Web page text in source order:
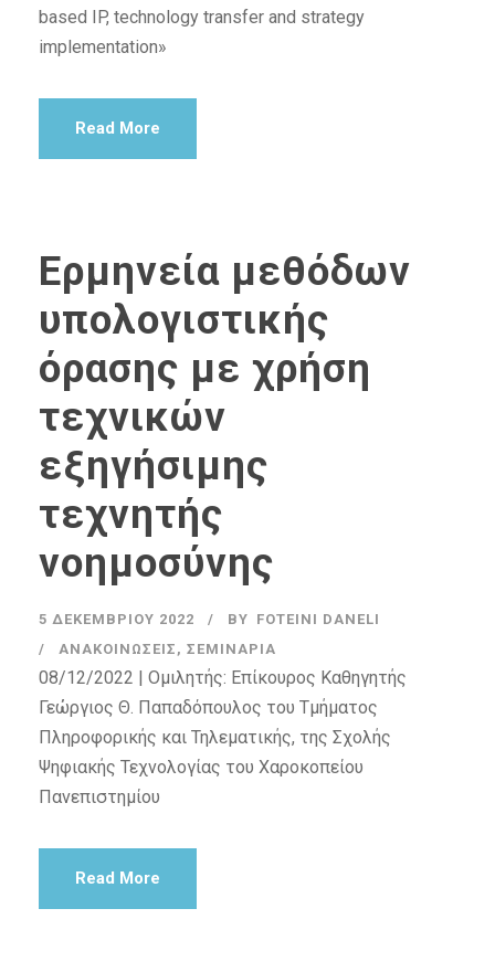
based IP, technology transfer and strategy
implementation»
Read More
Ερμηνεία μεθόδων
υπολογιστικής
όρασης με χρήση
τεχνικών
εξηγήσιμης
τεχνητής
νοημοσύνης
5 ΔΕΚΕΜΒΡΊΟΥ 2022 BY FOTEINI DANELI
ΑΝΑΚΟΙΝΏΣΕΙΣ , ΣΕΜΙΝΆΡΙΑ
08/12/2022 | Ομιλητής: Επίκουρος Καθηγητής
Γεώργιος Θ. Παπαδόπουλος του Τμήματος
Πληροφορικής και Τηλεματικής, της Σχολής
Ψηφιακής Τεχνολογίας του Χαροκοπείου
Πανεπιστημίου
Read More